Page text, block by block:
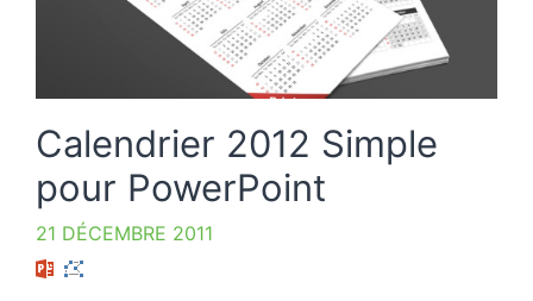
Calendrier 2012 Simple
pour PowerPoint
21 DÉCEMBRE 2011